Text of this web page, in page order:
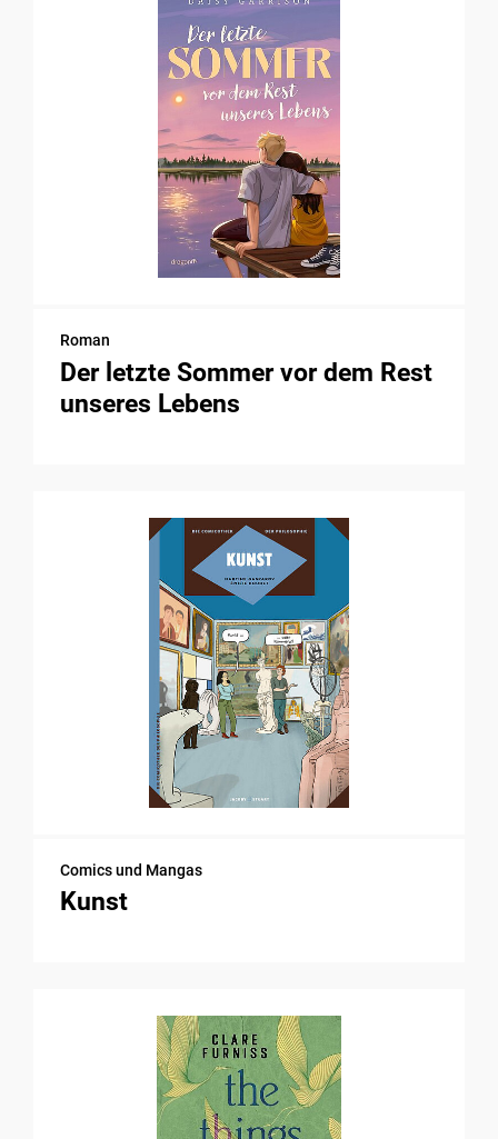
Roman
Der letzte Sommer vor dem Rest
unseres Lebens
Comics und Mangas
Kunst